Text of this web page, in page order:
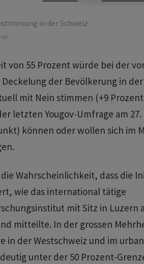
in der Schweiz.
von 55 Prozent würde bei der
der Bevölkerung in der
mit Nein stimmen (+9
letzten Yougov-Umfrage am 27.
können oder wollen sich im
Wahrscheinlichkeit, dass die
wie das international tätige
mit Sitz in Luzern
mitteilte. In der grossen
in der Westschweiz und im
unter der 50 Prozent-